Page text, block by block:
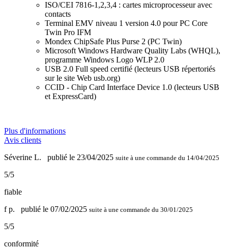
ISO/CEI 7816-1,2,3,4 : cartes microprocesseur avec
contacts
Terminal EMV niveau 1 version 4.0 pour PC Core
Twin Pro IFM
Mondex ChipSafe Plus Purse 2 (PC Twin)
Microsoft Windows Hardware Quality Labs (WHQL),
programme Windows Logo WLP 2.0
USB 2.0 Full speed certifié (lecteurs USB répertoriés
sur le site Web usb.org)
CCID - Chip Card Interface Device 1.0 (lecteurs USB
et ExpressCard)
Plus d'informations
Avis clients
Séverine L.
publié le 23/04/2025 suite à une commande du 14/04/2025
5/5
fiable
f p.
publié le 07/02/2025 suite à une commande du 30/01/2025
5/5
conformité